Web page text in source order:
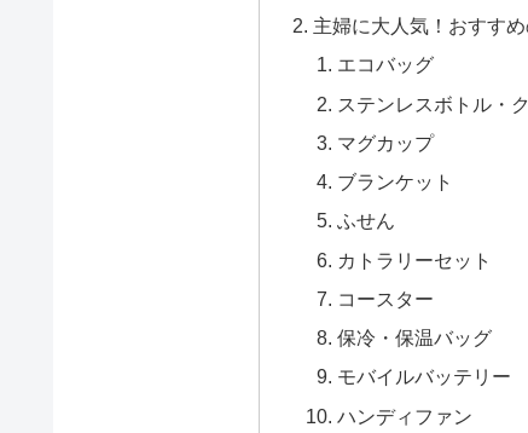
主婦に大人気！おすす
エコバッグ
ステンレスボトル・
マグカップ
ブランケット
ふせん
カトラリーセット
コースター
保冷・保温バッグ
モバイルバッテリー
ハンディファン